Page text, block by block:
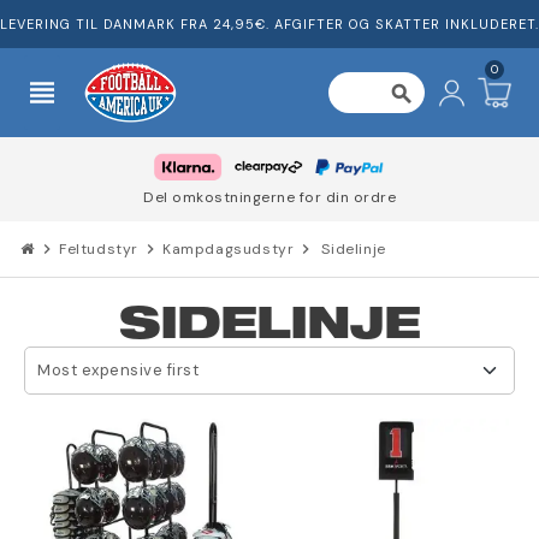
LEVERING TIL DANMARK FRA 24,95€. AFGIFTER OG SKATTER INKLUDERET.
view_headline search
0
Del omkostningerne for din ordre
chevron_right Feltudstyr chevron_right Kampdagsudstyr chevron_right Sidelinje
SIDELINJE
Most expensive first